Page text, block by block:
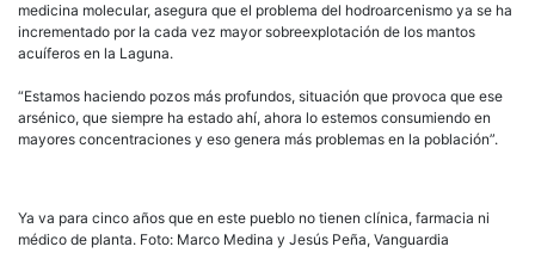
medicina molecular, asegura que el problema del hodroarcenismo ya se ha
incrementado por la cada vez mayor sobreexplotación de los mantos
acuíferos en la Laguna.
“Estamos haciendo pozos más profundos, situación que provoca que ese
arsénico, que siempre ha estado ahí, ahora lo estemos consumiendo en
mayores concentraciones y eso genera más problemas en la población”.
Ya va para cinco años que en este pueblo no tienen clínica, farmacia ni
médico de planta. Foto: Marco Medina y Jesús Peña, Vanguardia